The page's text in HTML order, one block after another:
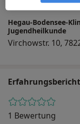
Hegau-Bodensee-
Jugendheilkunde
Virchowstr. 10,
1 Bewertung